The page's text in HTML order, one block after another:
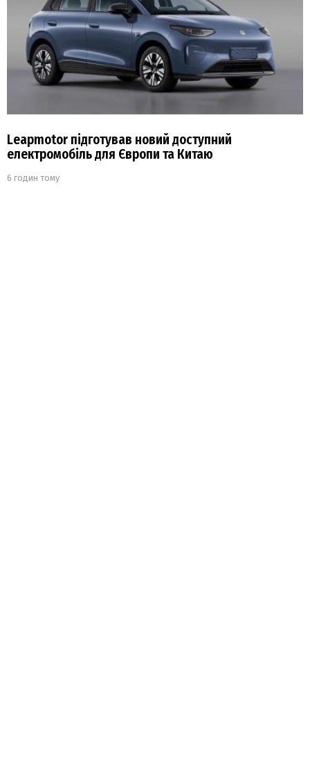
Leapmotor підготував новий доступний
електромобіль для Європи та Китаю
6 годин тому